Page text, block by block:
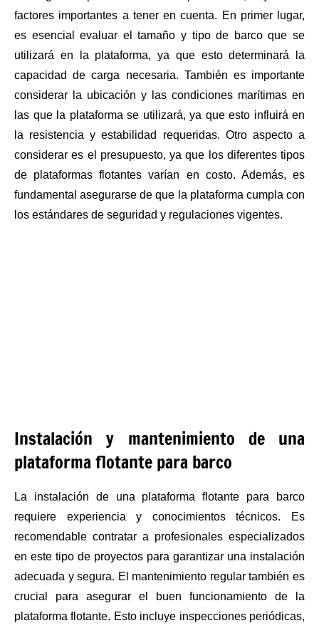
factores importantes a tener en cuenta. En primer lugar,
es esencial evaluar el tamaño y tipo de barco que se
utilizará en la plataforma, ya que esto determinará la
capacidad de carga necesaria. También es importante
considerar la ubicación y las condiciones marítimas en
las que la plataforma se utilizará, ya que esto influirá en
la resistencia y estabilidad requeridas. Otro aspecto a
considerar es el presupuesto, ya que los diferentes tipos
de plataformas flotantes varían en costo. Además, es
fundamental asegurarse de que la plataforma cumpla con
los estándares de seguridad y regulaciones vigentes.
Instalación y mantenimiento de una
plataforma flotante para barco
La instalación de una plataforma flotante para barco
requiere experiencia y conocimientos técnicos. Es
recomendable contratar a profesionales especializados
en este tipo de proyectos para garantizar una instalación
adecuada y segura. El mantenimiento regular también es
crucial para asegurar el buen funcionamiento de la
plataforma flotante. Esto incluye inspecciones periódicas,